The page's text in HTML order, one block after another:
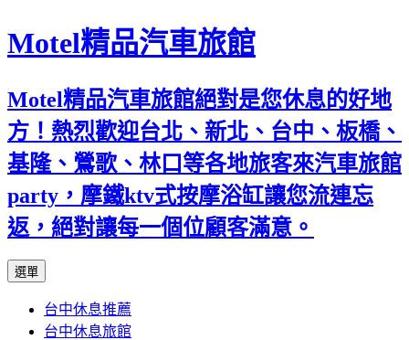
Motel精品汽車旅館
Motel精品汽車旅館絕對是您休息的好地
方！熱烈歡迎台北、新北、台中、板橋、
基隆、鶯歌、林口等各地旅客來汽車旅館
party，摩鐵ktv式按摩浴缸讓您流連忘
返，絕對讓每一個位顧客滿意。
選單
內
容
台中休息推薦
台中休息旅館